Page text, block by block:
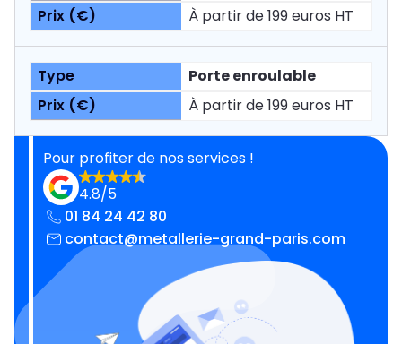
À partir de 199 euros HT
Porte enroulable
À partir de 199 euros HT
Pour profiter de nos services !
4.8/5
01 84 24 42 80
contact@metallerie-grand-paris.com